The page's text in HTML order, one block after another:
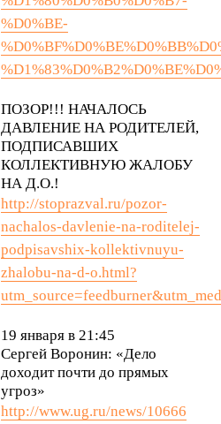
%D0%BE-
ПОЗОР!!! НАЧАЛОСЬ
ДАВЛЕНИЕ НА РОДИТЕЛЕЙ,
ПОДПИСАВШИХ
КОЛЛЕКТИВНУЮ ЖАЛОБУ
НА Д.О.!
http://stoprazval.ru/pozor-
nachalos-davlenie-na-roditelej-
podpisavshix-kollektivnuyu-
zhalobu-na-d-o.html?
19 января в 21:45
Сергей Воронин: «Дело
доходит почти до прямых
угроз»
http://www.ug.ru/news/10666